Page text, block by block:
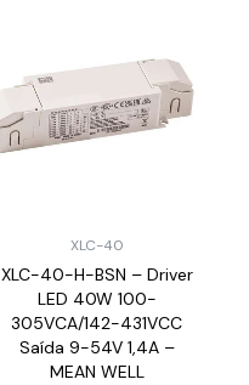
XLC-40
XLC-40-H-BSN – Driver
LED 40W 100-
305VCA/142-431VCC
Saída 9-54V 1,4A –
MEAN WELL